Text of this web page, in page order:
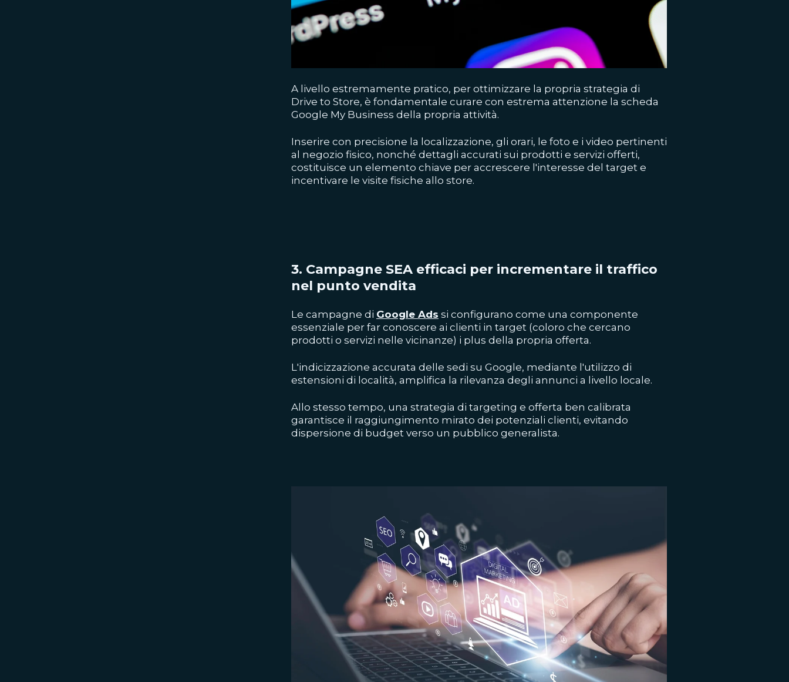
A livello estremamente pratico, per ottimizzare la propria strategia di
Drive to Store, è fondamentale curare con estrema attenzione la scheda
Google My Business della propria attività.
Inserire con precisione la localizzazione, gli orari, le foto e i video pertinenti
al negozio fisico, nonché dettagli accurati sui prodotti e servizi offerti,
costituisce un elemento chiave per accrescere l'interesse del target e
incentivare le visite fisiche allo store.
3. Campagne SEA efficaci per incrementare il traffico
nel punto vendita
Le campagne di Google Ads si configurano come una componente
essenziale per far conoscere ai clienti in target (coloro che cercano
prodotti o servizi nelle vicinanze) i plus della propria offerta.
L'indicizzazione accurata delle sedi su Google, mediante l'utilizzo di
estensioni di località, amplifica la rilevanza degli annunci a livello locale.
Allo stesso tempo, una strategia di targeting e offerta ben calibrata
garantisce il raggiungimento mirato dei potenziali clienti, evitando
dispersione di budget verso un pubblico generalista.